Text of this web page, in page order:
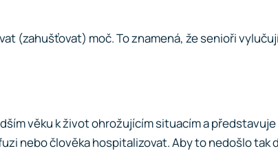
(zahušťovat) moč. To znamená, že senioři
věku k život ohrožujícím situacím a
nebo člověka hospitalizovat. Aby to nedošlo tak